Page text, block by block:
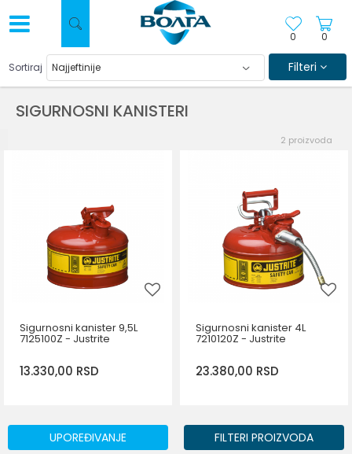
0
0
SIGURNOSNI KANISTERI
Sortiraj Filteri
2 proizvoda
Sigurnosni kanister 9,5L
7125100Z - Justrite
13.330,00 RSD
Sigurnosni kanister 4L
7210120Z - Justrite
23.380,00 RSD
UPOREĐIVANJE FILTERI PROIZVODA